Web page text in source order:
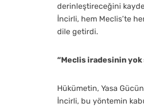
derinleştireceğini
İncirli, hem Meclis’te
dile getirdi.
“Meclis iradesinin yok
Hükümetin, Yasa
İncirli, bu yöntemin